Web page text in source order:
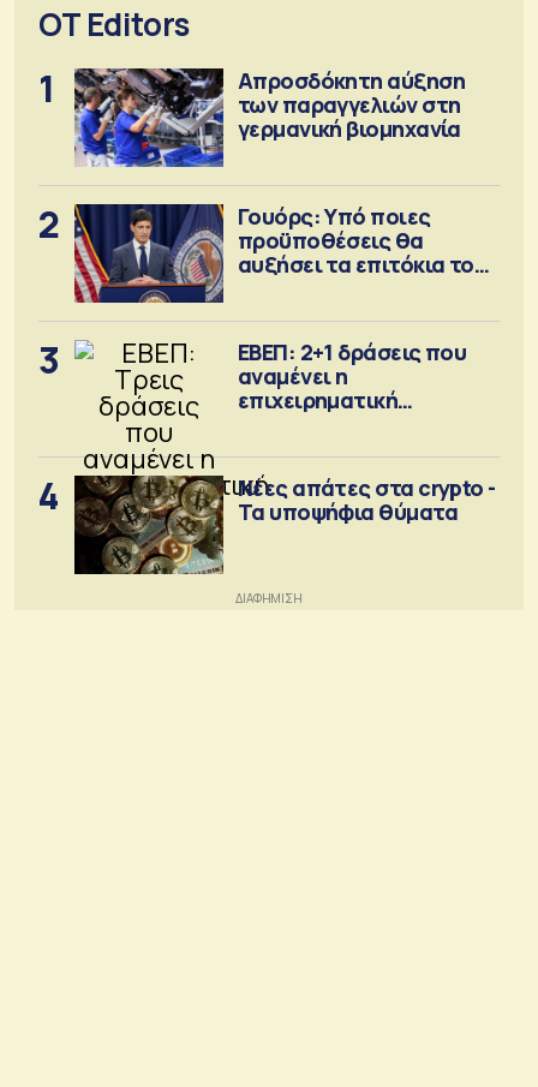
OT Editors
1
Απροσδόκητη αύξηση
των παραγγελιών στη
γερμανική βιομηχανία
2
Γουόρς: Υπό ποιες
προϋποθέσεις θα
αυξήσει τα επιτόκια τον
3
ΕΒΕΠ: 2+1 δράσεις που
αναμένει η
επιχειρηματική
4
Νέες απάτες στα crypto -
Τα υποψήφια θύματα